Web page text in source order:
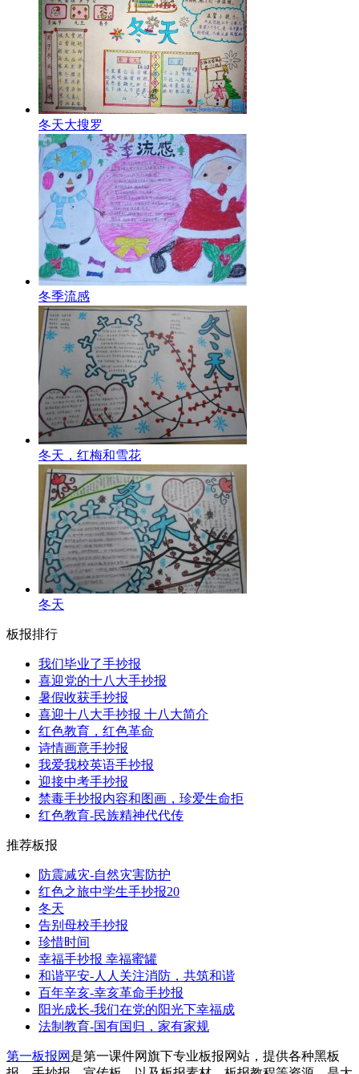
冬天大搜罗
冬季流感
冬天，红梅和雪花
冬天
板报排行
我们毕业了手抄报
喜迎党的十八大手抄报
暑假收获手抄报
喜迎十八大手抄报 十八大简介
红色教育，红色革命
诗情画意手抄报
我爱我校英语手抄报
迎接中考手抄报
禁毒手抄报内容和图画，珍爱生命拒
红色教育-民族精神代代传
推荐板报
防震减灾-自然灾害防护
红色之旅中学生手抄报20
冬天
告别母校手抄报
珍惜时间
幸福手抄报 幸福蜜罐
和谐平安-人人关注消防，共筑和谐
百年辛亥-幸亥革命手抄报
阳光成长-我们在党的阳光下幸福成
法制教育-国有国归，家有家规
第一板报网 是第一课件网旗下专业板报网站，提供各种黑板